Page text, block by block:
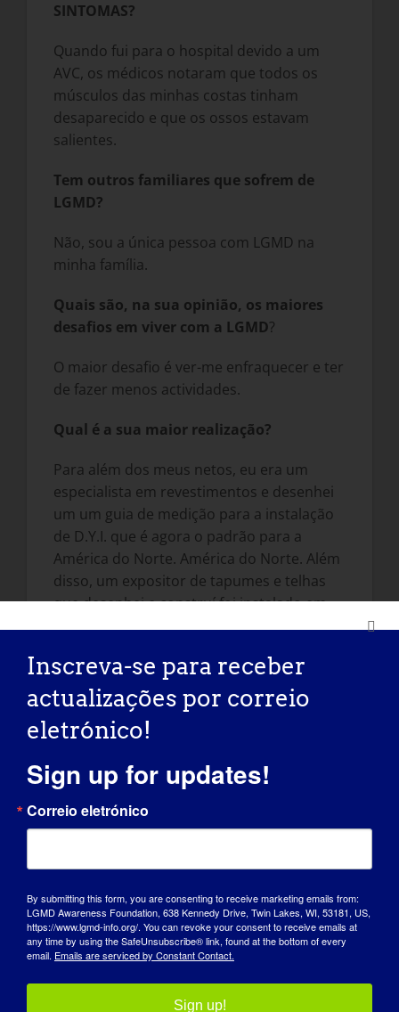
SINTOMAS?
Quando fui para o hospital devido a um
AVC, os médicos notaram que todos os
músculos das minhas costas tinham
desaparecido e que os ossos estavam
salientes.
Tem outros familiares que sofrem de
LGMD?
Não, sou a única pessoa com LGMD na
minha família.
Quais são, na sua opinião, os maiores
desafios em viver com a LGMD?
O maior desafio é ver-me enfraquecer e ter
de fazer menos actividades.
Qual é a sua maior realização?
Para além dos meus netos, eu era um
especialista em revestimentos e desenhei
um um guia de medição para a instalação
de D.Y.I. que é agora o padrão para a
América do Norte. América do Norte. Além
disso, um expositor de tapumes e telhas
que desenhei e construí foi instalado em
todos os Home Depot da América do
Com as minhas mesas, angariava dinheiro
e sensibilizava para a mesas. Todos os
anos, costumo angariar cerca de
Fui também presidente da secção de
Londres, Ontário, da Distrofia Muscular
tornar-se a pessoa que és hoje?
Não podendo participar nas coisas que
costumava fazer, tive de me reinventar.
fazer, tive de me reinventar. Vi uma
Inscreva-se para receber
actualizações por correio
eletrónico!
Sign up for updates!
Correio eletrónico
By submitting this form, you are consenting to receive marketing emails from:
LGMD Awareness Foundation, 638 Kennedy Drive, Twin Lakes, WI, 53181, US,
https://www.lgmd-info.org/. You can revoke your consent to receive emails at
any time by using the SafeUnsubscribe® link, found at the bottom of every
email. Emails are serviced by Constant Contact.
Sign up!